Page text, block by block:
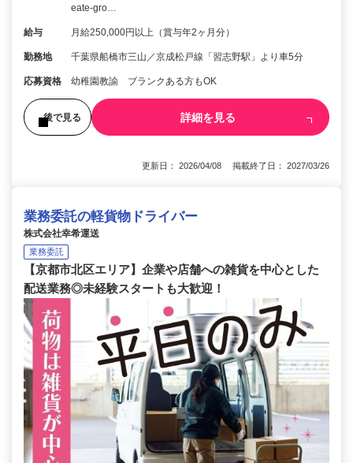
eate-gro…
給与 月給250,000円以上（賞与年2ヶ月分）
勤務地 千葉県船橋市三山／京成松戸線「習志野駅」より車5分
応募資格 幼稚園教諭 ブランクある方もOK
後で見る 詳細を見る
更新日： 2026/04/08 掲載終了日： 2027/03/26
業務委託の軽貨物ドライバー
株式会社幸希運送
業務委託
【京都市北区エリア】企業や店舗への雑貨を中心とした
配送業務◎未経験スタートも大歓迎！